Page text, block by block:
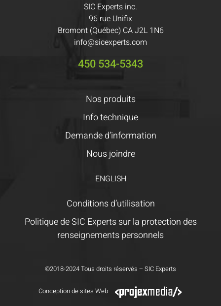
SIC Experts inc.
96 rue Unifix
Bromont (Québec) CA J2L 1N6
info@sicexperts.com
450 534-5343
Nos produits
Info technique
Demande d’information
Nous joindre
ENGLISH
Conditions d’utilisation
Politique de SIC Experts sur la protection des
renseignements personnels
©2018-2024 Tous droits réservés – SIC Experts
Conception de sites Web